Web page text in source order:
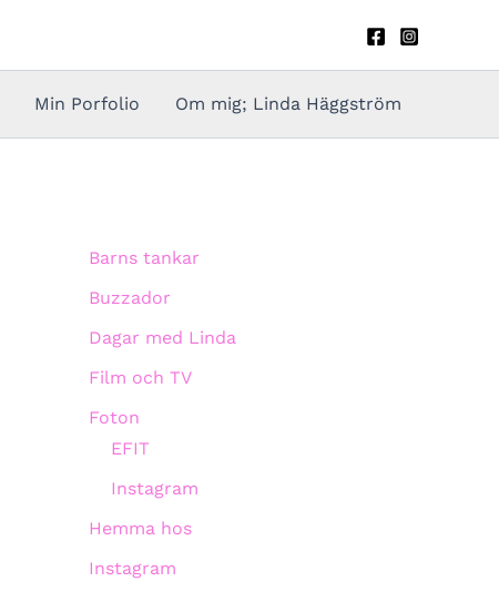
Min Porfolio Om mig; Linda Häggström
Barns tankar
Buzzador
Dagar med Linda
Film och TV
Foton
EFIT
Instagram
Hemma hos
Instagram